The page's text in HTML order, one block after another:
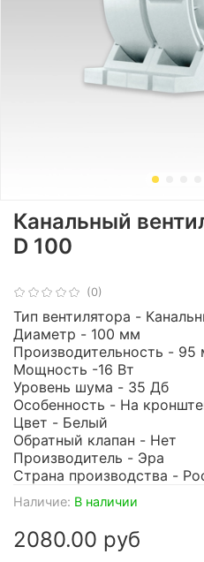
(0)
Наличие: В наличии
Канальный
D 100
2080.00 руб
Тип вентилятора -
Диаметр - 100 мм
Производительность - 95
Мощность -16 Вт
Уровень шума - 35 Дб
Особенность - На
Цвет - Белый
Обратный клапан - Нет
Производитель - Эра
Страна производства -